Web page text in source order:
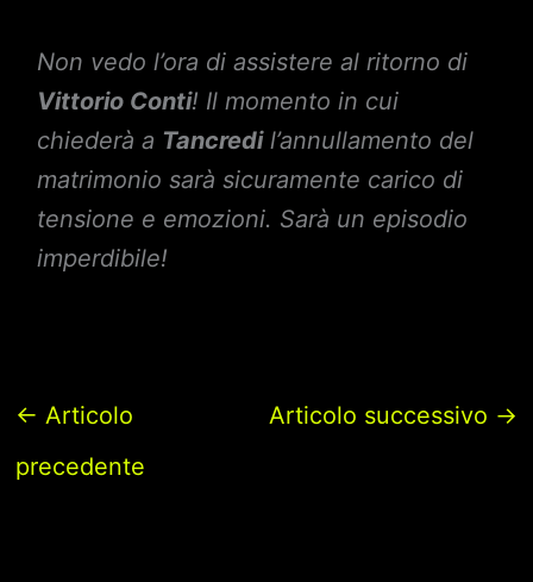
Non vedo l’ora di assistere al ritorno di
Vittorio Conti! Il momento in cui
chiederà a Tancredil’annullamento del
matrimonio sarà sicuramente carico di
tensione e emozioni. Sarà un episodio
imperdibile!
← Articolo
precedente
Articolo successivo →